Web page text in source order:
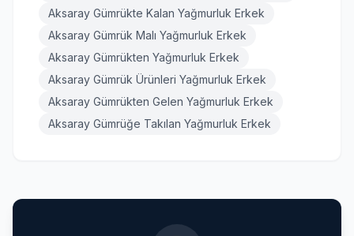
Aksaray Gümrükte Kalan Yağmurluk Erkek
Aksaray Gümrük Malı Yağmurluk Erkek
Aksaray Gümrükten Yağmurluk Erkek
Aksaray Gümrük Ürünleri Yağmurluk Erkek
Aksaray Gümrükten Gelen Yağmurluk Erkek
Aksaray Gümrüğe Takılan Yağmurluk Erkek